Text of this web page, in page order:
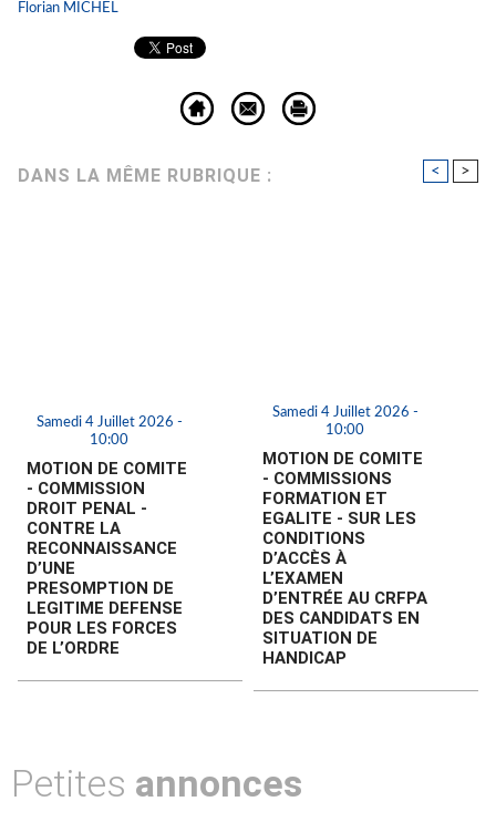
Florian MICHEL
DANS LA MÊME RUBRIQUE : < >
Samedi 4 Juillet 2026 -
10:00
MOTION DE COMITE
- COMMISSION
DROIT PENAL -
CONTRE LA
RECONNAISSANCE
D’UNE
PRESOMPTION DE
LEGITIME DEFENSE
POUR LES FORCES
DE L’ORDRE
Samedi 4 Juillet 2026 -
10:00
MOTION DE COMITE
- COMMISSIONS
FORMATION ET
EGALITE - SUR LES
CONDITIONS
D’ACCÈS À
L’EXAMEN
D’ENTRÉE AU CRFPA
DES CANDIDATS EN
SITUATION DE
HANDICAP
Petites annonces